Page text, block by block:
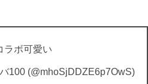
ラボ可愛い
100 (@mhoSjDDZE6p7OwS)